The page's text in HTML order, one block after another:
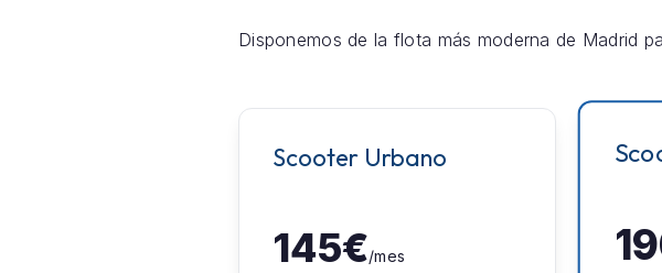
Disponemos de la flota más moderna de Madrid
Scooter Urbano
145€/mes